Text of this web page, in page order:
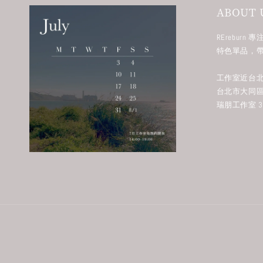
ABOUT
REreburn 專
特色單品，
工作室近台
台北市大同
瑞朋工作室